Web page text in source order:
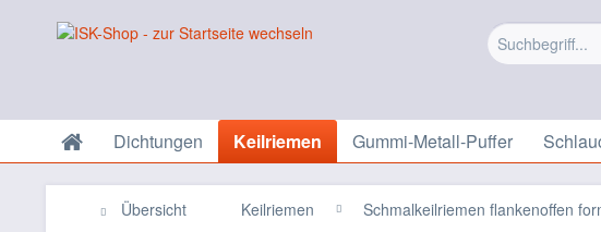
Dichtungen Keilriemen Gummi-Metall-Puffer
Übersicht Keilriemen Schmalkeilriemen flankenoffen